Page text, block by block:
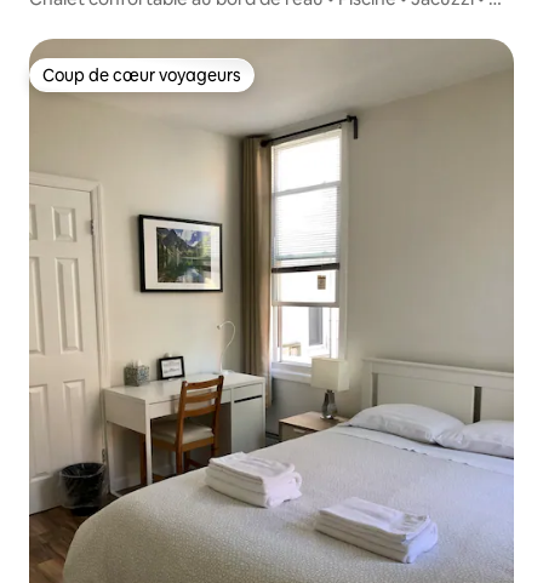
Coup de cœur voyageurs
Coup de cœur voyageurs